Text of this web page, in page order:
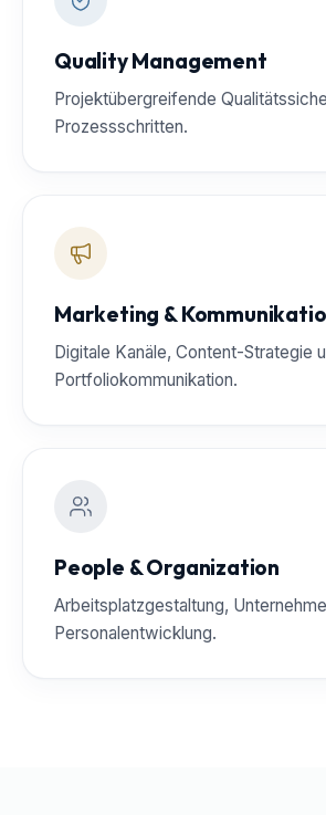
Quality Management
Projektübergreifende
Prozessschritten.
Marketing &
Digitale Kanäle, Content-Strategie
Portfoliokommunikation.
People & Organization
Arbeitsplatzgestaltung,
Personalentwicklung.